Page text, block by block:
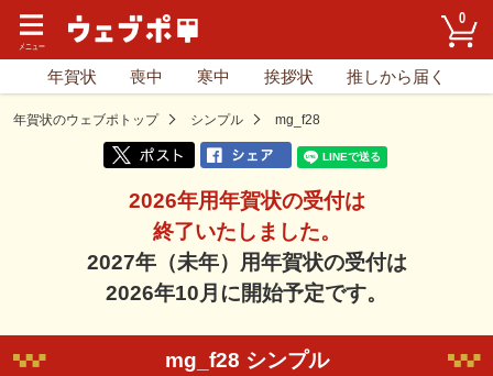
0
年賀状 喪中 寒中 挨拶状 推しから届く
年賀状のウェブポトップ シンプル mg_f28
2026年用年賀状の受付は
終了いたしました。
2027年（未年）用年賀状の受付は
2026年10月に開始予定です。
mg_f28 シンプル